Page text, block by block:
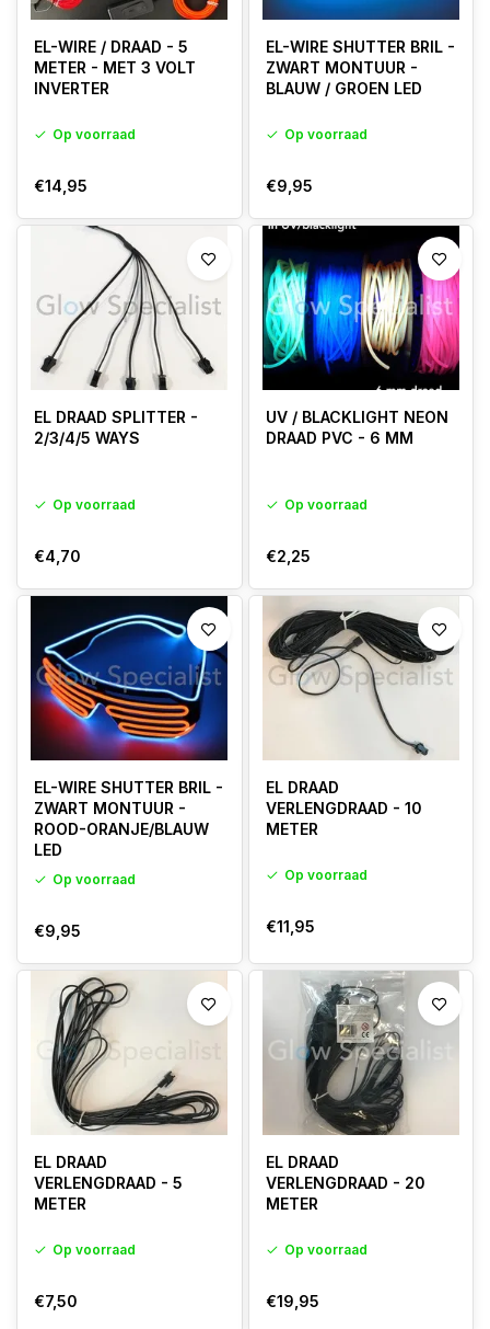
EL-WIRE / DRAAD - 5
METER - MET 3 VOLT
INVERTER
Op voorraad
€14,95
EL-WIRE SHUTTER BRIL -
ZWART MONTUUR -
BLAUW / GROEN LED
Op voorraad
€9,95
EL DRAAD SPLITTER -
2/3/4/5 WAYS
Op voorraad
€4,70
UV / BLACKLIGHT NEON
DRAAD PVC - 6 MM
Op voorraad
€2,25
EL-WIRE SHUTTER BRIL -
ZWART MONTUUR -
ROOD-ORANJE/BLAUW
LED
Op voorraad
€9,95
EL DRAAD
VERLENGDRAAD - 10
METER
Op voorraad
€11,95
EL DRAAD
VERLENGDRAAD - 5
METER
Op voorraad
€7,50
EL DRAAD
VERLENGDRAAD - 20
METER
Op voorraad
€19,95